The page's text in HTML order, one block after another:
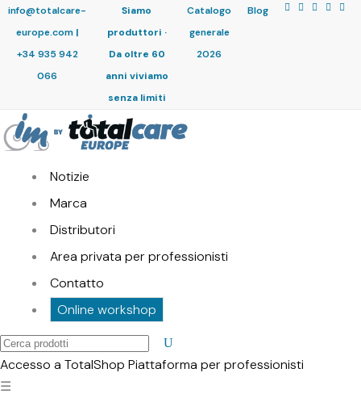
info@totalcare-
europe.com|
+34 935 942
066
Siamo
produttori ·
Da oltre 60
anni viviamo
senza limiti
Catalogo
generale
2026
Blog
Notizie
Marca
Distributori
Area privata per professionisti
Contatto
Online workshop
Cerca
prodotti
Accesso a TotalShop Piattaforma per professionisti
☰